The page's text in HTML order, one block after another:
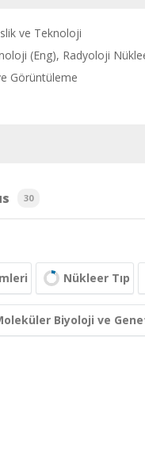
ve Teknoloji
(Eng), Radyoloji
Görüntüleme
30
Nükleer Tıp
Biyoloji ve